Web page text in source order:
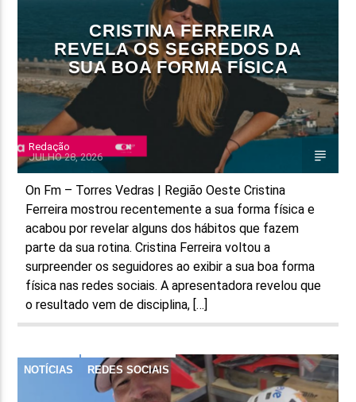
CRISTINA FERREIRA
REVELA OS SEGREDOS DA
SUA BOA FORMA FÍSICA
Redação
JULHO 28, 2026
On Fm – Torres Vedras | Região Oeste Cristina
Ferreira mostrou recentemente a sua forma física e
acabou por revelar alguns dos hábitos que fazem
parte da sua rotina. Cristina Ferreira voltou a
surpreender os seguidores ao exibir a sua boa forma
física nas redes sociais. A apresentadora revelou que
o resultado vem de disciplina, […]
NOTÍCIAS REDES SOCIAIS